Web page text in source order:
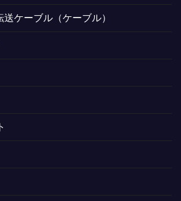
ケーブル（ケーブル）